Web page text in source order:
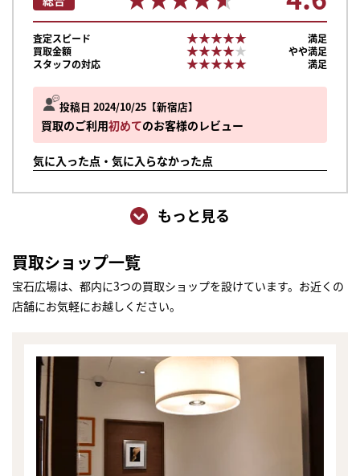
投稿日 2024/10/25 新宿店
買取のご利用初めてのお客様のレビュー
気に入った点・気に入らなかった点
査定スピード ★★★★★
★★★★★
満足
買取金額
★★★★★
★★★★★
やや満足
スタッフの対応
★★★★★
★★★★★ 満足
もっと見る
買取ショップ一覧
宝石広場は、都内に3つの買取ショップを設けています。お近くの
店舗にお気軽にお越しください。
かんたん30秒でお試し査定